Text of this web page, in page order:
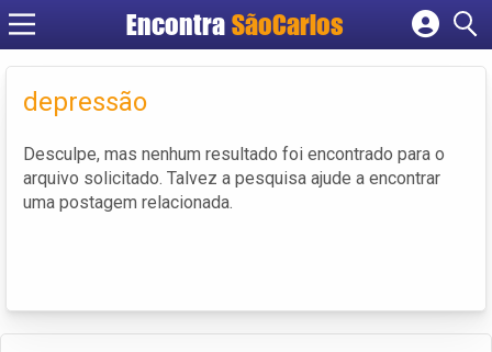
EncontraSãoCarlos
Cadastrar empresa
depressão
Desculpe, mas nenhum resultado foi encontrado para o
arquivo solicitado. Talvez a pesquisa ajude a encontrar
uma postagem relacionada.